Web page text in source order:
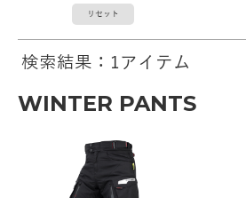
リセット
検索結果：1アイテム
WINTER PANTS